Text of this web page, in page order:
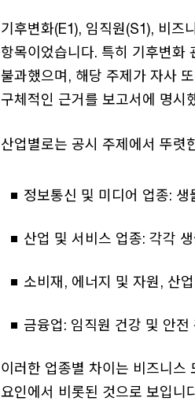
기후변화(E1), 임직원(S1), 비즈
항목이었습니다. 특히 기후변화
불과했으며, 해당 주제가 자사
구체적인 근거를 보고서에 명시
산업별로는 공시 주제에서 뚜렷
정보통신 및 미디어 업종:
산업 및 서비스 업종: 각각
소비재, 에너지 및 자원, 산
금융업: 임직원 건강 및 안
이러한 업종별 차이는 비즈니스
요인에서 비롯된 것으로 보입니